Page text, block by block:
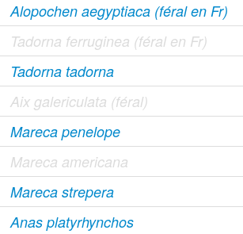
Alopochen aegyptiaca (féral en Fr)
Tadorna ferruginea (féral en Fr)
Tadorna tadorna
Aix galericulata (féral)
Mareca penelope
Mareca americana
Mareca strepera
Anas platyrhynchos